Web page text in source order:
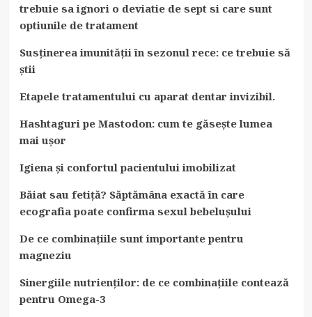
trebuie sa ignori o deviatie de sept si care sunt
optiunile de tratament
Susținerea imunității în sezonul rece: ce trebuie să
știi
Etapele tratamentului cu aparat dentar invizibil.
Hashtaguri pe Mastodon: cum te găsește lumea
mai ușor
Igiena și confortul pacientului imobilizat
Băiat sau fetiță? Săptămâna exactă în care
ecografia poate confirma sexul bebelușului
De ce combinațiile sunt importante pentru
magneziu
Sinergiile nutrienților: de ce combinațiile contează
pentru Omega-3